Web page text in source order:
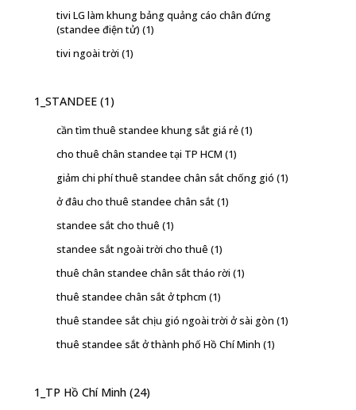
tivi LG làm khung bảng quảng cáo chân đứng
(standee điện tử) (1)
tivi ngoài trời (1)
1_STANDEE (1)
cần tìm thuê standee khung sắt giá rẻ(1)
cho thuê chân standee tại TP HCM (1)
giảm chi phí thuê standee chân sắt chống gió (1)
ở đâu cho thuê standee chân sắt(1)
standee sắt cho thuê (1)
standee sắt ngoài trời cho thuê (1)
thuê chân standee chân sắt tháo rời (1)
thuê standee chân sắt ở tphcm (1)
thuê standee sắt chịu gió ngoài trời ở sài gòn (1)
thuê standee sắt ở thành phố Hồ Chí Minh (1)
1_TP Hồ Chí Minh (24)